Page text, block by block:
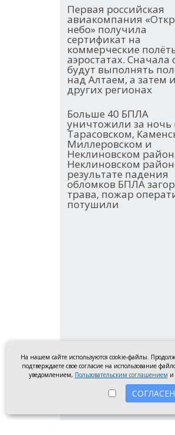
Первая российская
авиакомпания
небо» получила
сертификат на
коммерческие
аэростатах. Сначала
будут выполнять
над Алтаем, а затем
других регионах
Больше 40 БПЛА
уничтожили за ночь
Тарасовском,
Миллеровском и
Неклиновском
Неклиновском
результате падения
обломков БПЛА
трава, пожар
потушили
На нашем сайте используются cookie-файлы.
подтверждаете свое согласие на использование
уведомлением, Пользовательским соглашением и